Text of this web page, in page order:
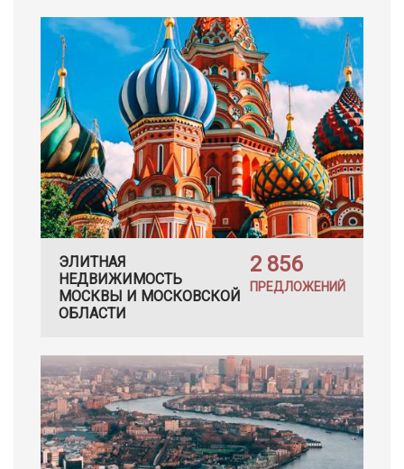
ЭЛИТНАЯ
НЕДВИЖИМОСТЬ
МОСКВЫ И МОСКОВСКОЙ
ОБЛАСТИ
2 856
ПРЕДЛОЖЕНИЙ